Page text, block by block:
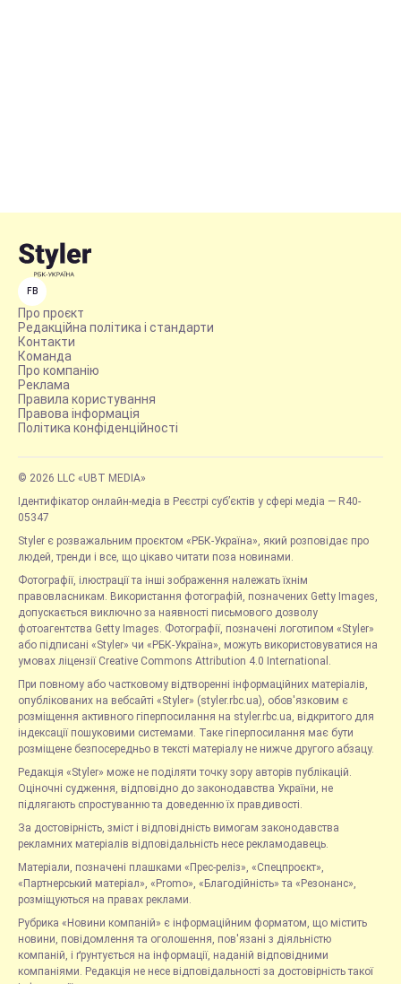
FB
Про проєкт
Редакційна політика і стандарти
Контакти
Команда
Про компанію
Реклама
Правила користування
Правова інформація
Політика конфіденційності
© 2026 LLC «UBT MEDIA»
Ідентифікатор онлайн-медіа в Реєстрі суб’єктів у сфері медіа — R40-
05347
Styler є розважальним проєктом «РБК-Україна», який розповідає про
людей, тренди і все, що цікаво читати поза новинами.
Фотографії, ілюстрації та інші зображення належать їхнім
правовласникам. Використання фотографій, позначених Getty Images,
допускається виключно за наявності письмового дозволу
фотоагентства Getty Images. Фотографії, позначені логотипом «Styler»
або підписані «Styler» чи «РБК-Україна», можуть використовуватися на
умовах ліцензії Creative Commons Attribution 4.0 International.
При повному або частковому відтворенні інформаційних матеріалів,
опублікованих на вебсайті «Styler» (styler.rbc.ua), обов'язковим є
розміщення активного гіперпосилання на styler.rbc.ua, відкритого для
індексації пошуковими системами. Таке гіперпосилання має бути
розміщене безпосередньо в тексті матеріалу не нижче другого абзацу.
Редакція «Styler» може не поділяти точку зору авторів публікацій.
Оціночні судження, відповідно до законодавства України, не
підлягають спростуванню та доведенню їх правдивості.
За достовірність, зміст і відповідність вимогам законодавства
рекламних матеріалів відповідальність несе рекламодавець.
Матеріали, позначені плашками «Прес-реліз», «Спецпроєкт»,
«Партнерський матеріал», «Promo», «Благодійність» та «Резонанс»,
розміщуються на правах реклами.
Рубрика «Новини компаній» є інформаційним форматом, що містить
новини, повідомлення та оголошення, пов'язані з діяльністю
компаній, і ґрунтується на інформації, наданій відповідними
компаніями. Редакція не несе відповідальності за достовірність такої